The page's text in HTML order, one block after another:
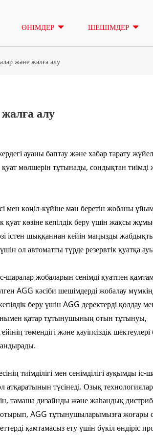
ӨНІМДЕР ШЕШІМДЕР
және жалға алу
алу
ауаны баптау және хабар тарату
мөлшерін тұтынады, сондықтан тиімді
мен көңіл-күйіне мән беретін жобаны
қуат көзіне кепілдік беру үшін жақсы
істен шыққаннан кейін маңызды жабдықты
ол автоматты түрде резервтік қуатқа
жобаларын сенімді қуатпен
AGG кәсіби шешімдерді жобалау
беру үшін AGG деректерді қолдау
қатар тұтынушының отын тұтынуы,
төмендігі және қауіпсіздік
тиімділігі мен сенімділігі ауқымды іс-
атқаратынын түсінеді. Озық
тамаша дизайнды және жаһандық
отырып, AGG тұтынушыларымызға жоғары
қамтамасыз ету үшін бүкіл өндіріс